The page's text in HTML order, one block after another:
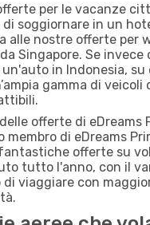
per le vacanze
soggiornare in un
alle nostre offerte per
Singapore. Se invece
in Indonesia, su
gamma di veicoli
offerte di eDreams
membro di eDreams
offerte su
tutto l'anno, con il
viaggiare con